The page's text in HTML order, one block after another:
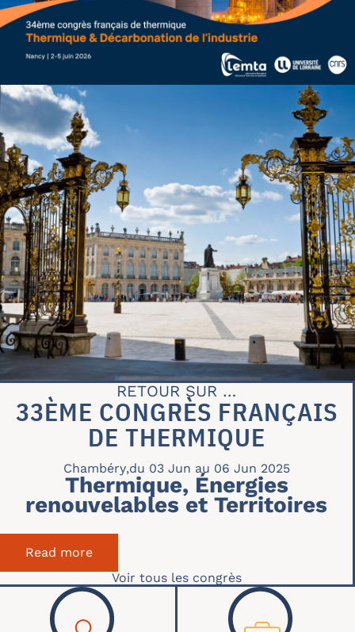
RETOUR SUR …
33ÈME CONGRÈS FRANÇAIS
DE THERMIQUE
Chambéry,du 03 Jun au 06 Jun 2025
Thermique, Énergies
renouvelables et Territoires
Read more
Voir tous les congrès
RECHERCHE ACCUEIL